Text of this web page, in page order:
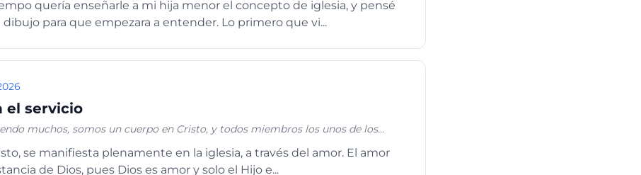
de los otros” Romanos 12:4-5
quería enseñarle a mi hija menor el concepto de iglesia, y pensé
para que empezara a entender. Lo primero que vi...
el servicio
muchos, somos un cuerpo en Cristo, y todos miembros los unos de los
de la fe; o si de servicio, en servir; o el que enseña, en la
amor. El amor
de Dios, pues Dios es amor y solo el Hijo e...